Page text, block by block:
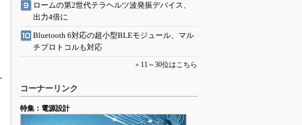
ロームの第2世代テラヘルツ波発振デバイス、
出力4倍に
Bluetooth 6対応の超小型BLEモジュール、マル
チプロトコルも対応
» 11～30位はこちら
コーナーリンク
特集：電源設計